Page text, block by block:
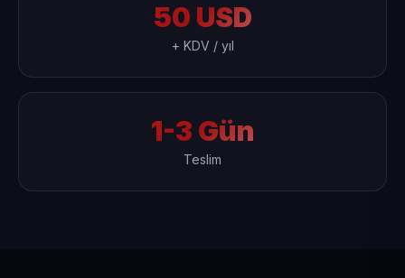
50 USD
+ KDV / yıl
1-3 Gün
Teslim